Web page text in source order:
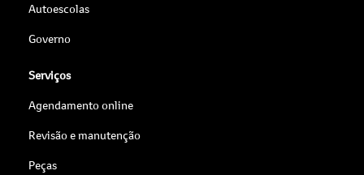
Autoescolas
Governo
Serviços
Agendamento online
Revisão e manutenção
Peças